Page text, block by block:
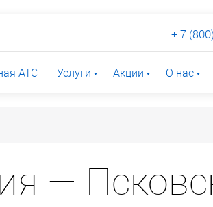
+ 7
АТС Услуги Акции О нас
—